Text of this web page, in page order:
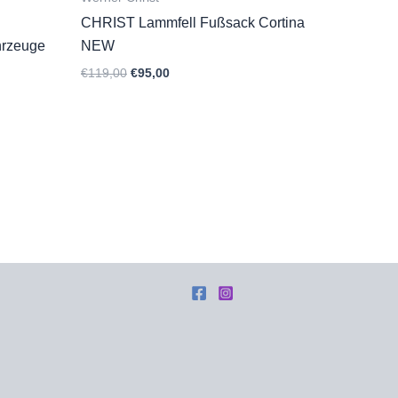
CHRIST Lammfell Fußsack Cortina
NEW
€119,00 Ursprünglicher
€95,00Aktueller